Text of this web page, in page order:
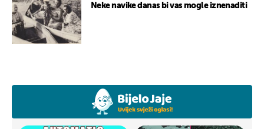
Neke navike danas bi vas mogle iznenaditi